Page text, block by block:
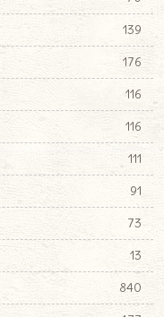
139
176
116
116
111
91
73
13
840